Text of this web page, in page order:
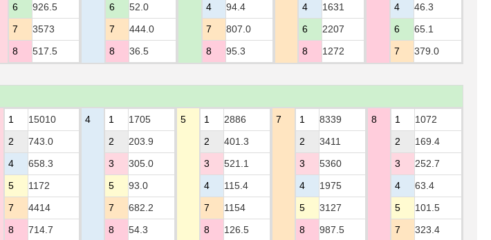
6
926.5
7
3573
8
517.5
6
52.0
7
444.0
8
36.5
4
94.4
7
807.0
8
95.3
4
1631
6
2207
8
1272
4
46.3
6
65.1
7
379.0
1
15010
2
743.0
4
658.3
5
1172
7
4414
8
714.7
4 1
1705
2
203.9
3
305.0
5
93.0
7
682.2
8
54.3
5 1
2886
2
401.3
3
521.1
4
115.4
7
1154
8
126.5
7 1
8339
2
3411
3
5360
4
1975
5
3127
8
987.5
8 1
1072
2
169.4
3
252.7
4
63.4
5
101.5
7
323.4